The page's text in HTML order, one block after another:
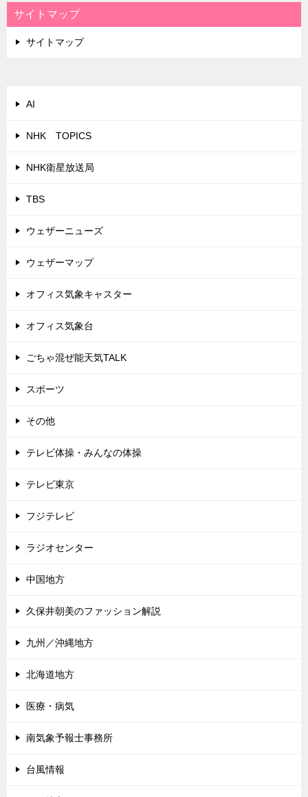
サイトマップ
サイトマップ
AI
NHK TOPICS
NHK衛星放送局
TBS
ウェザーニューズ
ウェザーマップ
オフィス気象キャスター
オフィス気象台
ごちゃ混ぜ能天気TALK
スポーツ
その他
テレビ体操・みんなの体操
テレビ東京
フジテレビ
ラジオセンター
中国地方
久保井朝美のファッション解説
九州／沖縄地方
北海道地方
医療・病気
南気象予報士事務所
台風情報